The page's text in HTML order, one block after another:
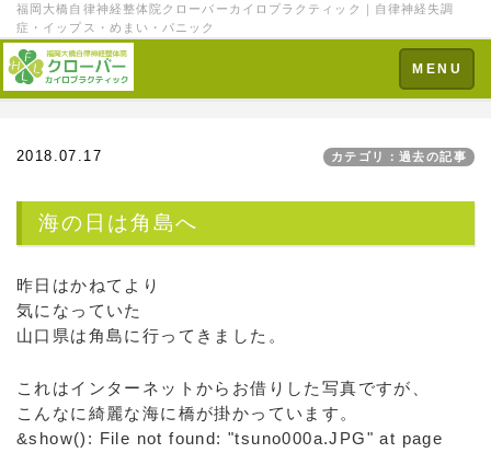
福岡大橋自律神経整体院クローバーカイロプラクティック｜自律神経失調
症・イップス・めまい・パニック
Toggle
navigation
MENU
2018.07.17 カテゴリ：過去の記事
海の日は角島へ
昨日はかねてより
気になっていた
山口県は角島に行ってきました。
これはインターネットからお借りした写真ですが、
こんなに綺麗な海に橋が掛かっています。
&show(): File not found: "tsuno000a.JPG" at page